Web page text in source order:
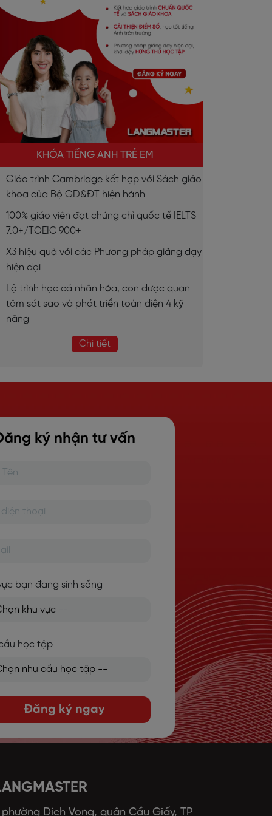
KHÓA TIẾNG ANH TRẺ EM
Giáo trình Cambridge kết hợp với Sách giáo
khoa của Bộ GD&ĐT hiện hành
100% giáo viên đạt chứng chỉ quốc tế IELTS
7.0+/TOEIC 900+
X3 hiệu quả với các Phương pháp giảng dạy
hiện đại
Lộ trình học cá nhân hóa, con được quan
tâm sát sao và phát triển toàn diện 4 kỹ
năng
Chi tiết
ký nhận tư vấn
bạn đang sinh sống
học tập
Đăng ký ngay
phường Dịch Vọng, quận Cầu Giấy, TP